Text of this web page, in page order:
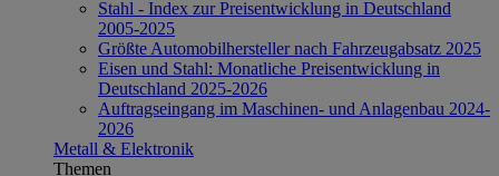
Stahl - Index zur Preisentwicklung in Deutschland
2005-2025
Größte Automobilhersteller nach Fahrzeugabsatz 2025
Eisen und Stahl: Monatliche Preisentwicklung in
Deutschland 2025-2026
Auftragseingang im Maschinen- und Anlagenbau 2024-
2026
Metall & Elektronik
Themen